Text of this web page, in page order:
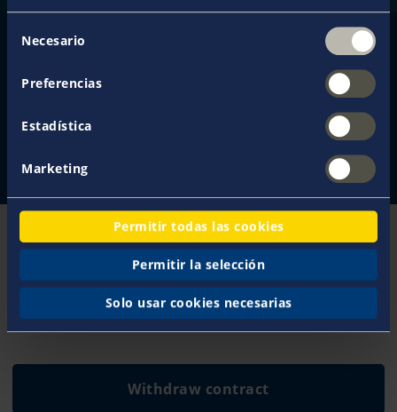
Necesario
Preferencias
Estadística
Marketing
Permitir todas las cookies
Permitir la selección
Solo usar cookies necesarias
4,9 Google review
Withdraw contract